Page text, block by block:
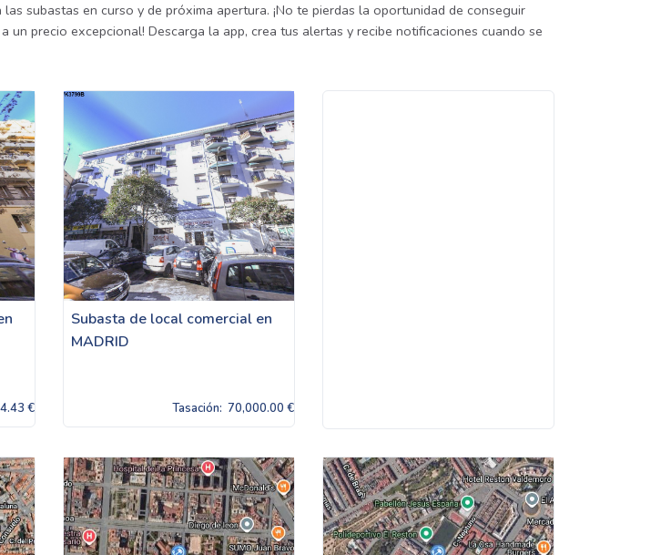
subastas en curso y de próxima apertura. ¡No te pierdas la oportunidad de conseguir
un precio excepcional! Descarga la app, crea tus alertas y recibe notificaciones cuando se
€
Subasta de local comercial en
MADRID
Tasación: 70,000.00 €